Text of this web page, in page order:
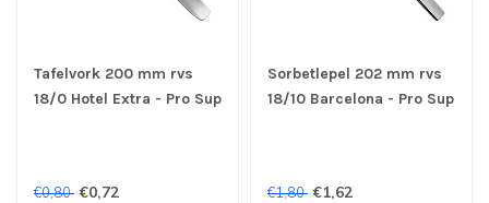
Tafelvork 200 mm rvs
18/0 Hotel Extra - Pro Sup
€0,80 €0,72
Sorbetlepel 202 mm rvs
18/10 Barcelona - Pro Sup
€1,80 €1,62